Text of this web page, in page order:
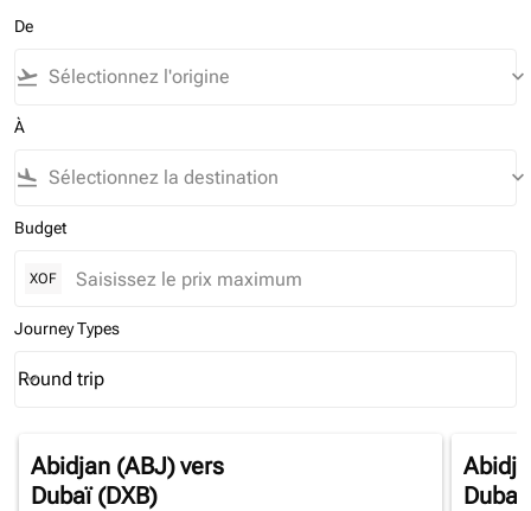
De
flight_takeoff keyboard_arrow_down
À
flight_land keyboard_arrow_down
Budget
XOF
Journey Types
Journey Types option Round trip Selected
Round trip
keyboard_arrow_down
Abidjan (ABJ)vers
Dubaï (DXB)
Dubaï